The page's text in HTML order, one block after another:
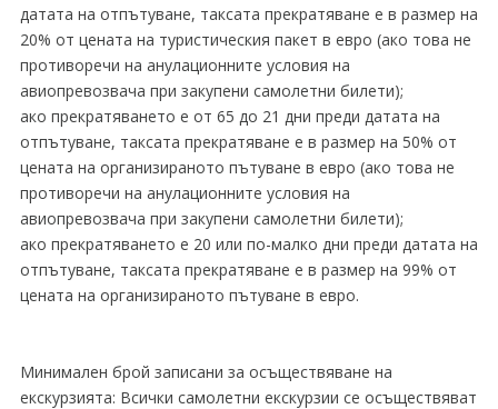
датата на отпътуване, таксата прекратяване е в размер на
20% от цената на туристическия пакет в евро (ако това не
противоречи на анулационните условия на
авиопревозвача при закупени самолетни билети);
ако прекратяването е от 65 до 21 дни преди датата на
отпътуване, таксата прекратяване е в размер на 50% от
цената на организираното пътуване в евро (ако това не
противоречи на анулационните условия на
авиопревозвача при закупени самолетни билети);
ако прекратяването е 20 или по-малко дни преди датата на
отпътуване, таксата прекратяване е в размер на 99% от
цената на организираното пътуване в евро.
Минимален брой записани за осъществяване на
екскурзията: Всички самолетни екскурзии се осъществяват